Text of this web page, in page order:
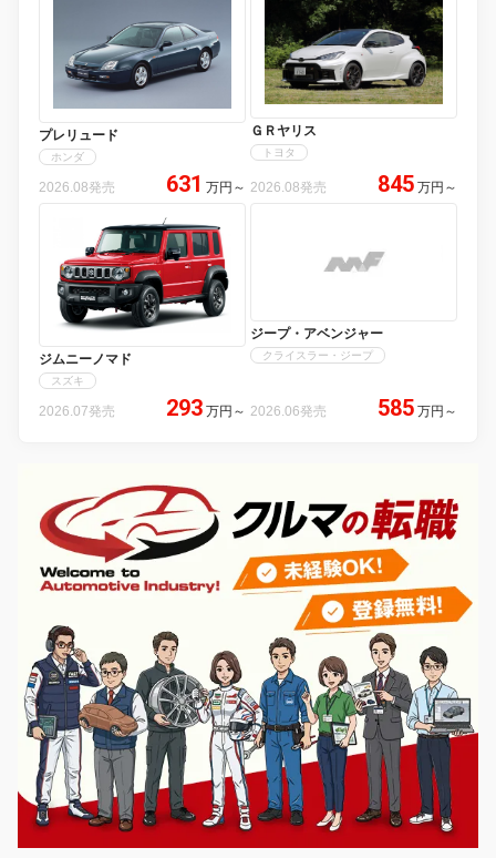
プレリュード
ホンダ
2026.08発売 631 万円 ～
ＧＲヤリス
トヨタ
2026.08発売 845 万円 ～
ジムニーノマド
スズキ
2026.07発売 293 万円 ～
ジープ・アベンジャー
クライスラー・ジープ
2026.06発売 585 万円 ～